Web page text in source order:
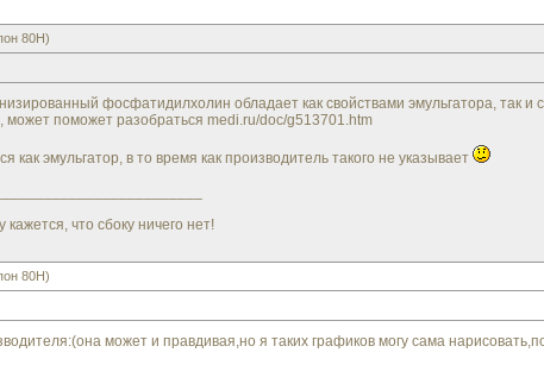
80H)
фосфатидилхолин обладает как свойствами эмульгатора, так
поможет разобраться medi.ru/doc/g513701.htm
как эмульгатор, в то время как производитель такого не указывает
кажется, что сбоку ничего нет!
80H)
может и правдивая,но я таких графиков могу сама